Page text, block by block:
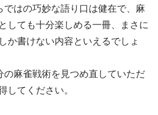
はの巧妙な語り口は健在で、麻
しても十分楽しめる一冊、まさに
か書けない内容といえるでしょ
の麻雀戦術を見つめ直していただ
してください。